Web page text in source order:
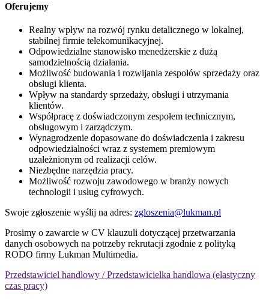
Oferujemy
Realny wpływ na rozwój rynku detalicznego w lokalnej,
stabilnej firmie telekomunikacyjnej.
Odpowiedzialne stanowisko menedżerskie z dużą
samodzielnością działania.
Możliwość budowania i rozwijania zespołów sprzedaży oraz
obsługi klienta.
Wpływ na standardy sprzedaży, obsługi i utrzymania
klientów.
Współpracę z doświadczonym zespołem technicznym,
obsługowym i zarządczym.
Wynagrodzenie dopasowane do doświadczenia i zakresu
odpowiedzialności wraz z systemem premiowym
uzależnionym od realizacji celów.
Niezbędne narzędzia pracy.
Możliwość rozwoju zawodowego w branży nowych
technologii i usług cyfrowych.
Swoje zgłoszenie wyślij na adres: zgloszenia@lukman.pl
Prosimy o zawarcie w CV klauzuli dotyczącej przetwarzania
danych osobowych na potrzeby rekrutacji zgodnie z polityką
RODO firmy Lukman Multimedia.
Przedstawiciel handlowy / Przedstawicielka handlowa (elastyczny
czas pracy)